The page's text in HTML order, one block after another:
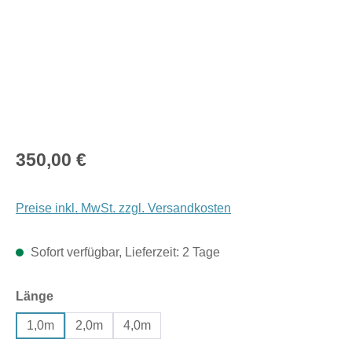
Regulärer Preis:
350,00 €
Preise inkl. MwSt. zzgl. Versandkosten
Sofort verfügbar, Lieferzeit: 2 Tage
Längeauswählen
1,0m 2,0m 4,0m